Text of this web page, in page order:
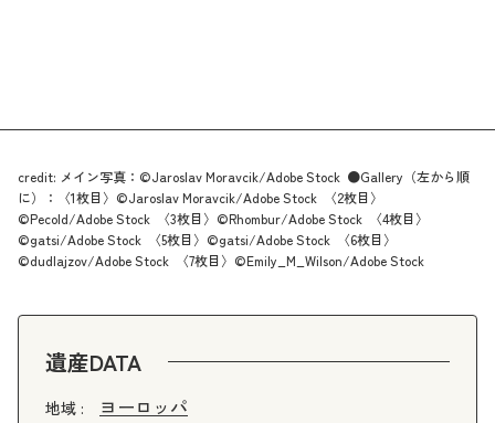
credit: メイン写真：©Jaroslav Moravcik/Adobe Stock ●Gallery（左から順
に）：〈1枚目〉©Jaroslav Moravcik/Adobe Stock 〈2枚目〉
©Pecold/Adobe Stock 〈3枚目〉©Rhombur/Adobe Stock 〈4枚目〉
©gatsi/Adobe Stock 〈5枚目〉©gatsi/Adobe Stock 〈6枚目〉
©dudlajzov/Adobe Stock 〈7枚目〉©Emily_M_Wilson/Adobe Stock
遺産DATA
地域 : ヨーロッパ